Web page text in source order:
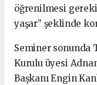
öğrenilmesi
yaşar” şeklinde
Seminer sonunda
Kurulu üyesi
Başkanı Engin